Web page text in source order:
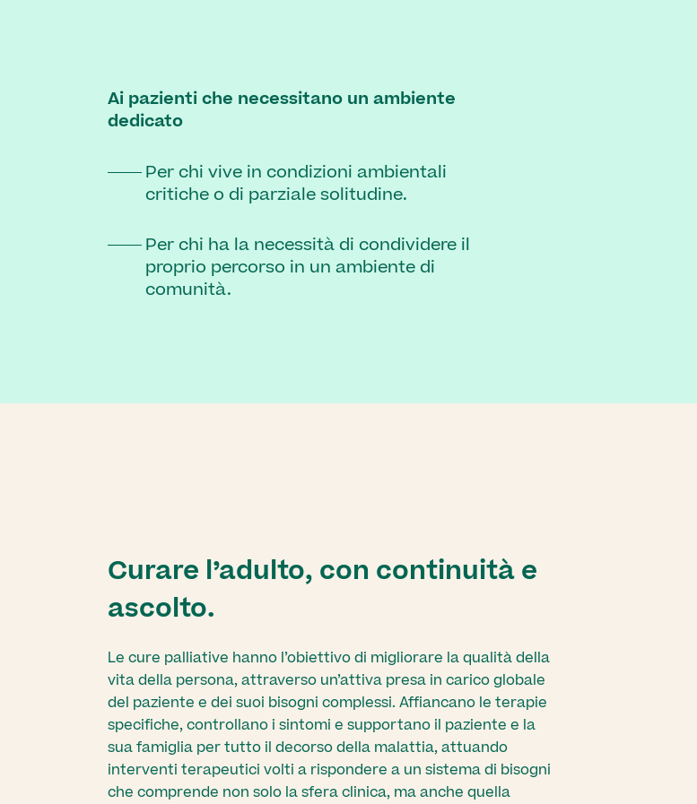
Ai pazienti che necessitano un ambiente
dedicato
Per chi vive in condizioni ambientali
critiche o di parziale solitudine.
Per chi ha la necessità di condividere il
proprio percorso in un ambiente di
comunità.
Curare l’adulto, con continuità e
ascolto.
Le cure palliative hanno l’obiettivo di migliorare la qualità della
vita della persona, attraverso un’attiva presa in carico globale
del paziente e dei suoi bisogni complessi. Affiancano le terapie
specifiche, controllano i sintomi e supportano il paziente e la
sua famiglia per tutto il decorso della malattia, attuando
interventi terapeutici volti a rispondere a un sistema di bisogni
che comprende non solo la sfera clinica, ma anche quella